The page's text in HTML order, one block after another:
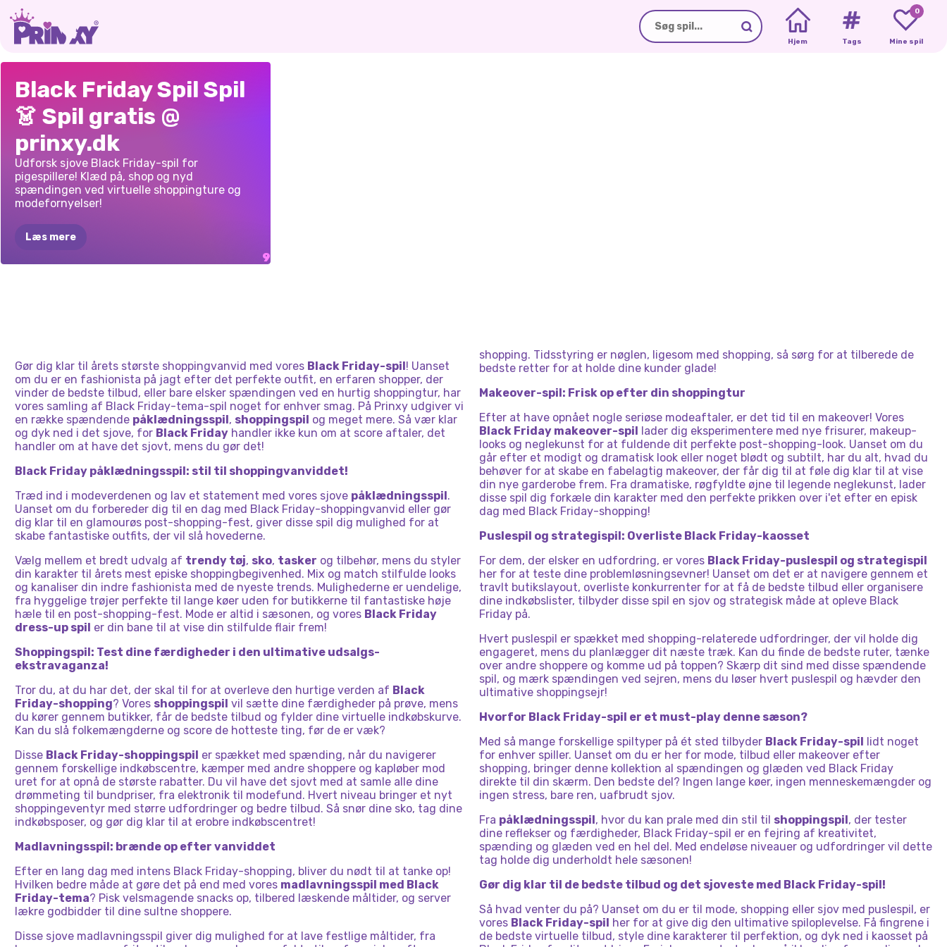
Hjem Tags
0
Mine spil
BLACK
FRIDAY
MODE
FRIDAY-
UDKLÆDNINGSSELFIE
BLACK
FRIDAY
RUSH
SHOPPING
MANIA
Black Friday Spil Spil
👗 Spil gratis @
prinxy.dk
Udforsk sjove Black Friday-spil for
pigespillere! Klæd på, shop og nyd
spændingen ved virtuelle shoppingture og
modefornyelser!
Læs mere
Gør dig klar til årets største shoppingvanvid med vores Black Friday-spil! Uanset
om du er en fashionista på jagt efter det perfekte outfit, en erfaren shopper, der
vinder de bedste tilbud, eller bare elsker spændingen ved en hurtig shoppingtur, har
vores samling af Black Friday-tema-spil noget for enhver smag. På Prinxy udgiver vi
en række spændende påklædningsspil, shoppingspil og meget mere. Så vær klar
og dyk ned i det sjove, for Black Friday handler ikke kun om at score aftaler, det
handler om at have det sjovt, mens du gør det!
Black Friday påklædningsspil: stil til shoppingvanviddet!
Træd ind i modeverdenen og lav et statement med vores sjove påklædningsspil.
Uanset om du forbereder dig til en dag med Black Friday-shoppingvanvid eller gør
dig klar til en glamourøs post-shopping-fest, giver disse spil dig mulighed for at
skabe fantastiske outfits, der vil slå hovederne.
Vælg mellem et bredt udvalg af trendy tøj, sko, tasker og tilbehør, mens du styler
din karakter til årets mest episke shoppingbegivenhed. Mix og match stilfulde looks
og kanaliser din indre fashionista med de nyeste trends. Mulighederne er uendelige,
fra hyggelige trøjer perfekte til lange køer uden for butikkerne til fantastiske høje
hæle til en post-shopping-fest. Mode er altid i sæsonen, og vores Black Friday
dress-up spil er din bane til at vise din stilfulde flair frem!
Shoppingspil: Test dine færdigheder i den ultimative udsalgs-
ekstravaganza!
Tror du, at du har det, der skal til for at overleve den hurtige verden af Black
Friday-shopping? Vores shoppingspil vil sætte dine færdigheder på prøve, mens
du kører gennem butikker, får de bedste tilbud og fylder dine virtuelle indkøbskurve.
Kan du slå folkemængderne og score de hotteste ting, før de er væk?
Disse Black Friday-shoppingspil er spækket med spænding, når du navigerer
gennem forskellige indkøbscentre, kæmper med andre shoppere og kapløber mod
uret for at opnå de største rabatter. Du vil have det sjovt med at samle alle dine
drømmeting til bundpriser, fra elektronik til modefund. Hvert niveau bringer et nyt
shoppingeventyr med større udfordringer og bedre tilbud. Så snør dine sko, tag dine
indkøbsposer, og gør dig klar til at erobre indkøbscentret!
Madlavningsspil: brænde op efter vanviddet
Efter en lang dag med intens Black Friday-shopping, bliver du nødt til at tanke op!
Hvilken bedre måde at gøre det på end med vores madlavningsspil med Black
Friday-tema? Pisk velsmagende snacks op, tilbered læskende måltider, og server
lækre godbidder til dine sultne shoppere.
Disse sjove madlavningsspil giver dig mulighed for at lave festlige måltider, fra
shopping. Tidsstyring er nøglen, ligesom med shopping, så sørg for at tilberede de
bedste retter for at holde dine kunder glade!
Makeover-spil: Frisk op efter din shoppingtur
Efter at have opnået nogle seriøse modeaftaler, er det tid til en makeover! Vores
Black Friday makeover-spil lader dig eksperimentere med nye frisurer, makeup-
looks og neglekunst for at fuldende dit perfekte post-shopping-look. Uanset om du
går efter et modigt og dramatisk look eller noget blødt og subtilt, har du alt, hvad du
behøver for at skabe en fabelagtig makeover, der får dig til at føle dig klar til at vise
din nye garderobe frem. Fra dramatiske, røgfyldte øjne til legende neglekunst, lader
disse spil dig forkæle din karakter med den perfekte prikken over i'et efter en episk
dag med Black Friday-shopping!
Puslespil og strategispil: Overliste Black Friday-kaosset
For dem, der elsker en udfordring, er vores Black Friday-puslespil og strategispil
her for at teste dine problemløsningsevner! Uanset om det er at navigere gennem et
travlt butikslayout, overliste konkurrenter for at få de bedste tilbud eller organisere
dine indkøbslister, tilbyder disse spil en sjov og strategisk måde at opleve Black
Friday på.
Hvert puslespil er spækket med shopping-relaterede udfordringer, der vil holde dig
engageret, mens du planlægger dit næste træk. Kan du finde de bedste ruter, tænke
over andre shoppere og komme ud på toppen? Skærp dit sind med disse spændende
spil, og mærk spændingen ved sejren, mens du løser hvert puslespil og hævder den
ultimative shoppingsejr!
Hvorfor Black Friday-spil er et must-play denne sæson?
Med så mange forskellige spiltyper på ét sted tilbyder Black Friday-spil lidt noget
for enhver spiller. Uanset om du er her for mode, tilbud eller makeover efter
shopping, bringer denne kollektion al spændingen og glæden ved Black Friday
direkte til din skærm. Den bedste del? Ingen lange køer, ingen menneskemængder og
ingen stress, bare ren, uafbrudt sjov.
Fra påklædningsspil, hvor du kan prale med din stil til shoppingspil, der tester
dine reflekser og færdigheder, Black Friday-spil er en fejring af kreativitet,
spænding og glæden ved en hel del. Med endeløse niveauer og udfordringer vil dette
tag holde dig underholdt hele sæsonen!
Gør dig klar til de bedste tilbud og det sjoveste med Black Friday-spil!
Så hvad venter du på? Uanset om du er til mode, shopping eller sjov med puslespil, er
vores Black Friday-spil her for at give dig den ultimative spiloplevelse. Få fingrene i
de bedste virtuelle tilbud, style dine karakterer til perfektion, og dyk ned i kaosset på